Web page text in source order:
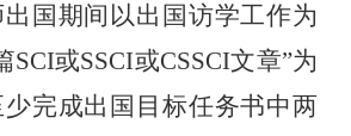
国期间以出国访学工作为
SCI或SSCI或CSSCI文章”为
完成出国目标任务书中两